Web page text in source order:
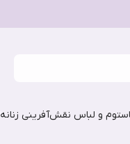
و لباس نقش‌آفرینی زنانه